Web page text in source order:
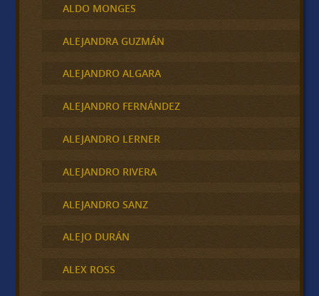
ALDO MONGES
ALEJANDRA GUZMÁN
ALEJANDRO ALGARA
ALEJANDRO FERNÁNDEZ
ALEJANDRO LERNER
ALEJANDRO RIVERA
ALEJANDRO SANZ
ALEJO DURÁN
ALEX ROSS